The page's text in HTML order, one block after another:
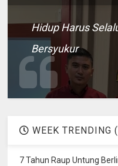
Hidup Harus
Bersyukur
WEEK TRENDING
7 Tahun Raup Untung